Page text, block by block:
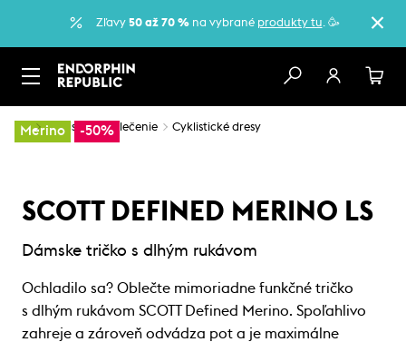
Zľavy 50 až 70 %na vybrané produkty tu. 🥳
Merino -50%
… Cyklistické oblečenie Cyklistické dresy
SCOTT DEFINED MERINO LS
Dámske tričko s dlhým rukávom
Ochladilo sa? Oblečte mimoriadne funkčné tričko
s dlhým rukávom SCOTT Defined Merino. Spoľahlivo
zahreje a zároveň odvádza pot a je maximálne